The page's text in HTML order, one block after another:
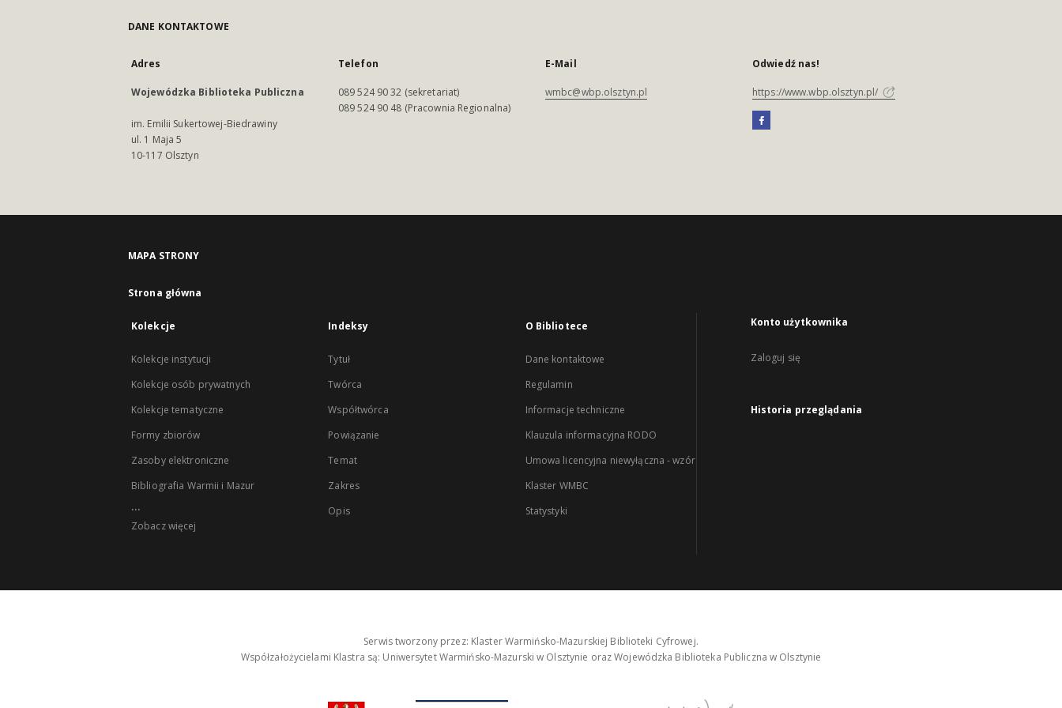
DANE KONTAKTOWE
Adres
Wojewódzka Biblioteka Publiczna
im. Emilii Sukertowej-Biedrawiny
ul. 1 Maja 5
10-117 Olsztyn
Telefon
089 524 90 32 (sekretariat)
089 524 90 48 (Pracownia Regionalna)
E-Mail
wmbc@wbp.olsztyn.pl
Odwiedź nas!
https://www.wbp.olsztyn.pl/
MAPA STRONY
Strona główna
Kolekcje
Kolekcje instytucji
Kolekcje osób prywatnych
Kolekcje tematyczne
Formy zbiorów
Zasoby elektroniczne
Bibliografia Warmii i Mazur
...
Zobacz więcej
Indeksy
Tytuł
Twórca
Współtwórca
Powiązanie
Temat
Zakres
Opis
O Bibliotece
Dane kontaktowe
Regulamin
Informacje techniczne
Klauzula informacyjna RODO
Umowa licencyjna niewyłączna - wzór
Klaster WMBC
Statystyki
Konto użytkownika
Zaloguj się
Historia przeglądania
Serwis tworzony przez: Klaster Warmińsko-Mazurskiej Biblioteki Cyfrowej.
Współzałożycielami Klastra są: Uniwersytet Warmińsko-Mazurski w Olsztynie oraz Wojewódzka Biblioteka Publiczna w Olsztynie